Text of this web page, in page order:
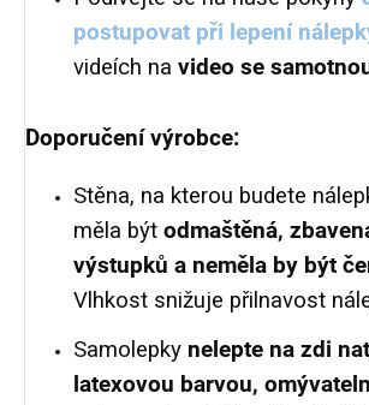
postupovat při lepení
videích na video se
Doporučení výrobce:
Stěna, na kterou budete
měla být odmaštěná,
výstupků a neměla by být
Vlhkost snižuje přilnavost
Samolepky nelepte na zdi
latexovou barvou,